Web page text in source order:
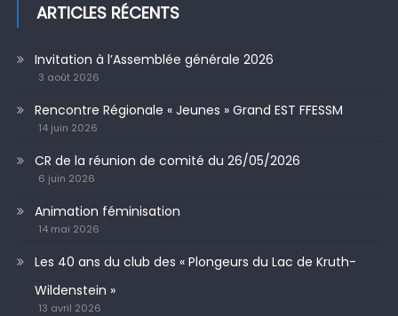
ARTICLES RÉCENTS
Invitation à l’Assemblée générale 2026
3 août 2026
Rencontre Régionale « Jeunes » Grand EST FFESSM
14 juin 2026
CR de la réunion de comité du 26/05/2026
6 juin 2026
Animation féminisation
14 mai 2026
Les 40 ans du club des « Plongeurs du Lac de Kruth-
Wildenstein »
13 avril 2026